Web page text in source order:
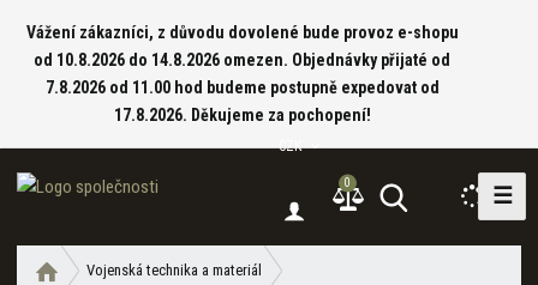
Vážení zákazníci, z důvodu dovolené bude provoz e-shopu
od 10.8.2026 do 14.8.2026 omezen. Objednávky přijaté od
7.8.2026 od 11.00 hod budeme postupně expedovat od
17.8.2026. Děkujeme za pochopení!
0
CZK
☰
Vojenská technika a materiál